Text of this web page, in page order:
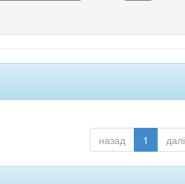
назад 1 далі